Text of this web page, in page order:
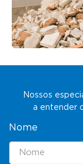
Nossos
a entender
Nome